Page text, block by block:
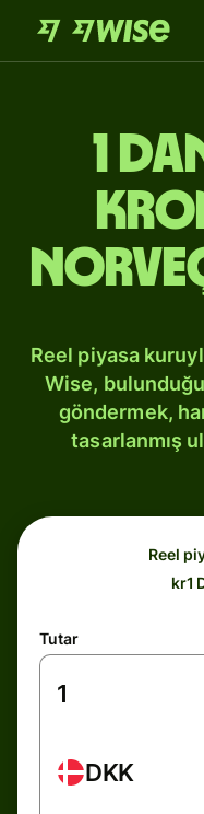
1
Reel piyasa
Wise,
göndermek,
tasarlanmış
Reel
kr1
Tutar
DKK